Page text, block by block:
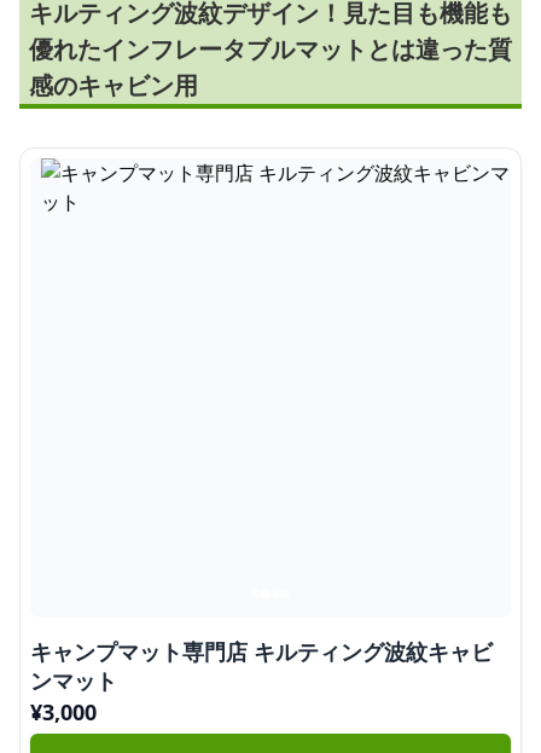
キルティング波紋デザイン！見た目も機能も
優れたインフレータブルマットとは違った質
感のキャビン用
キャンプマット専門店 キルティング波紋キャビ
ンマット
¥3,000